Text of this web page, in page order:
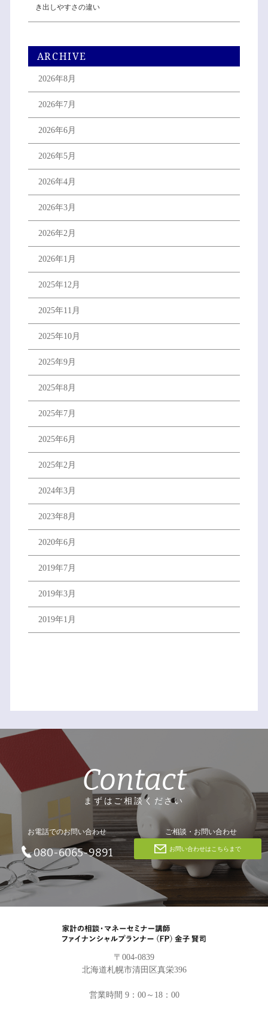
き出しやすさの違い
ARCHIVE
2026年8月
2026年7月
2026年6月
2026年5月
2026年4月
2026年3月
2026年2月
2026年1月
2025年12月
2025年11月
2025年10月
2025年9月
2025年8月
2025年7月
2025年6月
2025年2月
2024年3月
2023年8月
2020年6月
2019年7月
2019年3月
2019年1月
Contact
まずはご相談ください
お電話でのお問い合わせ
080-6065-9891
ご相談・お問い合わせ
お問い合わせはこちらまで
〒004-0839
北海道札幌市清田区真栄396
営業時間 9：00～18：00